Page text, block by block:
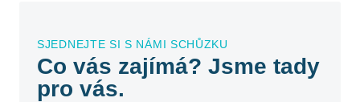
SJEDNEJTE SI S NÁMI SCHŮZKU
Co vás zajímá? Jsme tady
pro vás.